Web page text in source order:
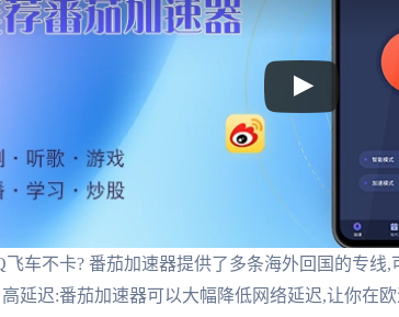
飞车不卡? 番茄加速器提供了多条海外回国的专
延迟:番茄加速器可以大幅降低网络延迟,让你在欧